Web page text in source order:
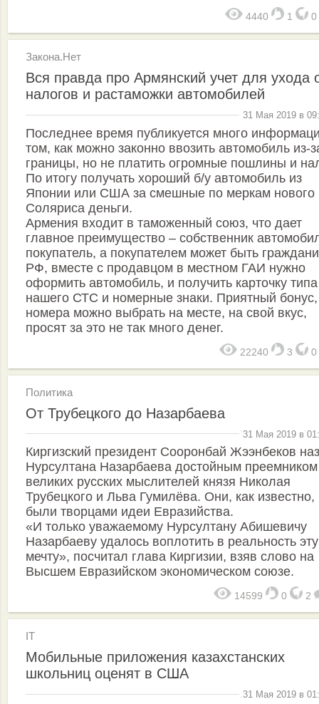
4440 1 0
Закона.Нет
Вся правда про Армянский учет для ухода
налогов и растаможки автомобилей
31 Мая 2019 в
Последнее время публикуется много
том, как можно законно ввозить автомобиль из-
границы, но не платить огромные пошлины и
По итогу получать хороший б/у автомобиль из
Японии или США за смешные по меркам нового
Соляриса деньги.
Армения входит в таможенный союз, что дает
главное преимущество – собственник
покупатель, а покупателем может быть
РФ, вместе с продавцом в местном ГАИ нужно
оформить автомобиль, и получить карточку типа
нашего СТС и номерные знаки. Приятный бонус,
номера можно выбрать на месте, на свой вкус,
просят за это не так много денег.
22240 3 0
Политика
От Трубецкого до Назарбаева
31 Мая 2019 в
Киргизский президент Сооронбай Жээнбеков
Нурсултана Назарбаева достойным преемником
великих русских мыслителей князя Николая
Трубецкого и Льва Гумилёва. Они, как известно,
были творцами идеи Евразийства.
«И только уважаемому Нурсултану Абишевичу
Назарбаеву удалось воплотить в реальность эту
мечту», посчитал глава Киргизии, взяв слово на
Высшем Евразийском экономическом союзе.
14599 0 2
IT
Мобильные приложения казахстанских
школьниц оценят в США
31 Мая 2019 в